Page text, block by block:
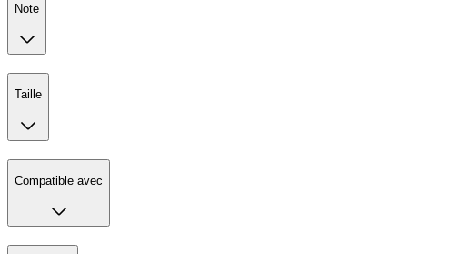
Note
Taille
Compatible avec